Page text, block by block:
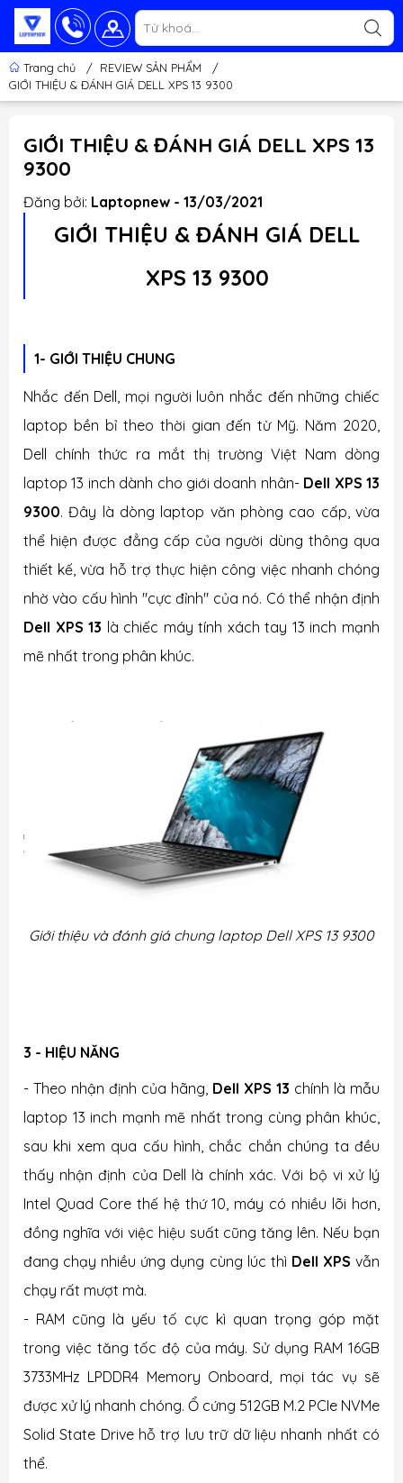
Trang chủ / REVIEW SẢN PHẨM
/
GIỚI THIỆU & ĐÁNH GIÁ DELL XPS 13 9300
GIỚI THIỆU & ĐÁNH GIÁ DELL XPS 13
9300
Đăng bởi: Laptopnew - 13/03/2021
GIỚI THIỆU & ĐÁNH GIÁ DELL
XPS 13 9300
1- GIỚI THIỆU CHUNG
Nhắc đến Dell, mọi người luôn nhắc đến những chiếc
laptop bền bỉ theo thời gian đến từ Mỹ. Năm 2020,
Dell chính thức ra mắt thị trường Việt Nam dòng
laptop 13 inch dành cho giới doanh nhân- Dell XPS 13
9300. Đây là dòng laptop văn phòng cao cấp, vừa
thể hiện được đẳng cấp của người dùng thông qua
thiết kế, vừa hỗ trợ thực hiện công việc nhanh chóng
nhờ vào cấu hình "cực đỉnh" của nó. Có thể nhận định
Dell XPS 13 là chiếc máy tính xách tay 13 inch mạnh
mẽ nhất trong phân khúc.
Giới thiệu và đánh giá chung laptop Dell XPS 13 9300
3 - HIỆU NĂNG
- Theo nhận định của hãng, Dell XPS 13 chính là mẫu
laptop 13 inch mạnh mẽ nhất trong cùng phân khúc,
sau khi xem qua cấu hình, chắc chắn chúng ta đều
thấy nhận định của Dell là chính xác. Với bộ vi xử lý
Intel Quad Core thế hệ thứ 10, máy có nhiều lõi hơn,
đồng nghĩa với việc hiệu suất cũng tăng lên. Nếu bạn
đang chạy nhiều ứng dụng cùng lúc thì Dell XPSvẫn
chạy rất mượt mà.
- RAM cũng là yếu tố cực kì quan trọng góp mặt
trong việc tăng tốc độ của máy. Sử dụng RAM 16GB
3733MHz LPDDR4 Memory Onboard, mọi tác vụ sẽ
được xử lý nhanh chóng. Ổ cứng 512GB M.2 PCIe NVMe
Solid State Drive hỗ trợ lưu trữ dữ liệu nhanh nhất có
thể.